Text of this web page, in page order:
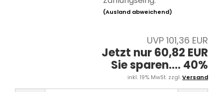
(Ausland abweichend)
UVP 101,36 EUR
Jetzt nur 60,82 EUR
Sie sparen.... 40%
inkl. 19% MwSt. zzgl.Versand